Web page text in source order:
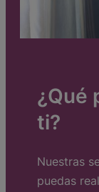
¿Qué
ti?
Nuestras
puedas